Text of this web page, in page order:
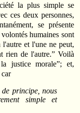
la plus simple se
ces deux personnes,
se présente
humaines sont
l'autre et l'une ne peut,
rien de l'autre.” Voilà
justice morale”; et,
principe, nous
simple et